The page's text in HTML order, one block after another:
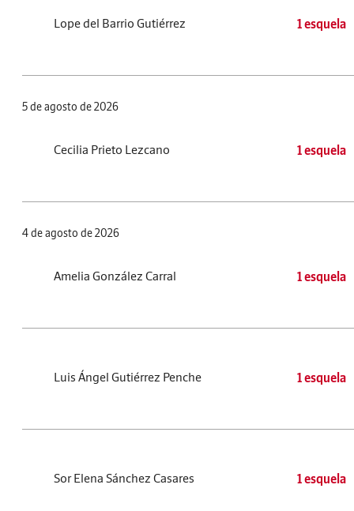
Lope del Barrio Gutiérrez 1 esquela
5 de agosto de 2026
Cecilia Prieto Lezcano 1 esquela
4 de agosto de 2026
Amelia González Carral 1 esquela
Luis Ángel Gutiérrez Penche 1 esquela
Sor Elena Sánchez Casares 1 esquela